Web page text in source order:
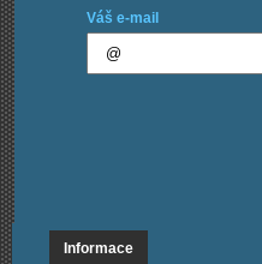
Váš e-mail
Informace